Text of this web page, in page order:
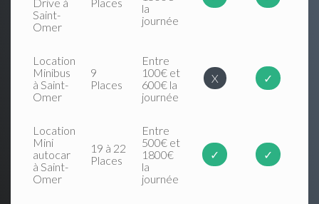
Saint-
Omer
la
journée
Location
Minibus
à Saint-
Omer
9
Places
Entre
100€ et
600€ la
journée
X ✓
Location
Mini
autocar
à Saint-
Omer
19 à 22
Places
Entre
500€ et
1800€
la
journée
✓ ✓